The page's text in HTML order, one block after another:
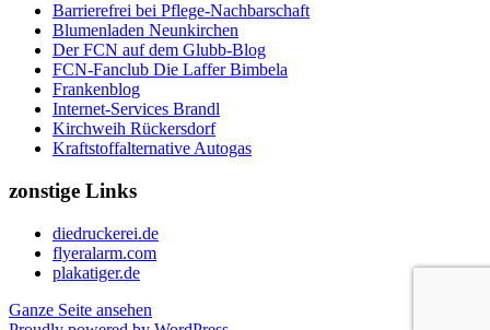
Barrierefrei bei Pflege-Nachbarschaft
Blumenladen Neunkirchen
Der FCN auf dem Glubb-Blog
FCN-Fanclub Die Laffer Bimbela
Frankenblog
Internet-Services Brandl
Kirchweih Rückersdorf
Kraftstoffalternative Autogas
zonstige Links
diedruckerei.de
flyeralarm.com
plakatiger.de
Ganze Seite ansehen